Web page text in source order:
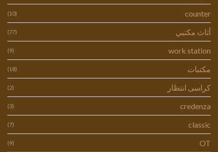
counter
(10)
أثاث مكتبي (77)
work station
(9)
مكتبات (18)
كراسى انتظار (2)
credenza
(3)
classic
(7)
OT
(9)